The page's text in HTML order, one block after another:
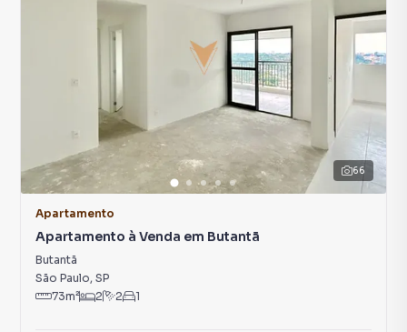
66
Apartamento
Apartamento à Venda em Butantã
Butantã
São Paulo, SP
73m² 2 2 1